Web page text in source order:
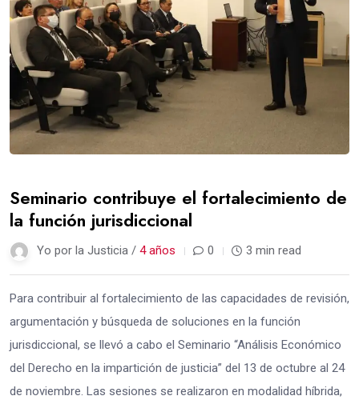
Seminario contribuye el fortalecimiento de
la función jurisdiccional
Yo por la Justicia / 4 años 0 3 min read
Para contribuir al fortalecimiento de las capacidades de revisión,
argumentación y búsqueda de soluciones en la función
jurisdiccional, se llevó a cabo el Seminario “Análisis Económico
del Derecho en la impartición de justicia” del 13 de octubre al 24
de noviembre. Las sesiones se realizaron en modalidad híbrida,